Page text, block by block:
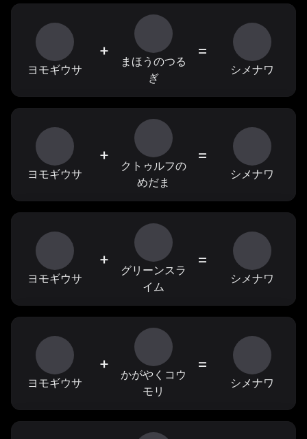
ヨモギウサ
+
まほうのつる
ぎ
=
シメナワ
ヨモギウサ
+
クトゥルフの
めだま
=
シメナワ
ヨモギウサ
+
グリーンスラ
イム
=
シメナワ
ヨモギウサ
+
かがやくコウ
モリ
=
シメナワ